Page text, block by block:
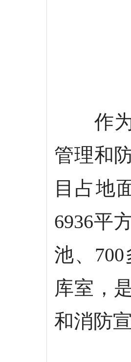
作
管理和
目占地
6936平
池、
库室，
和消防